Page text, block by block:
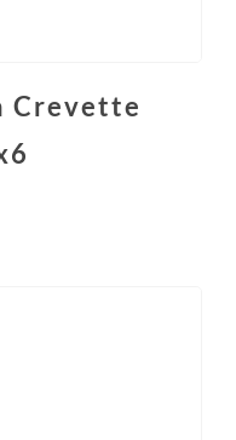
Crevette